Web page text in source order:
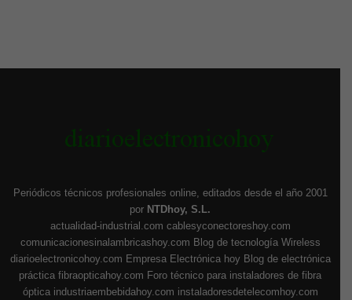
Periódicos técnicos profesionales online, editados desde el año 2001
por NTDhoy, S.L.
actualidad-industrial.com cablesyconectoreshoy.com
comunicacionesinalambricashoy.com Blog de tecnología Wireless
diarioelectronicohoy.com Empresa Electrónica hoy Blog de electrónica
práctica fibraopticahoy.com Foro técnico para instaladores de fibra
óptica industriaembebidahoy.com instaladoresdetelecomhoy.com